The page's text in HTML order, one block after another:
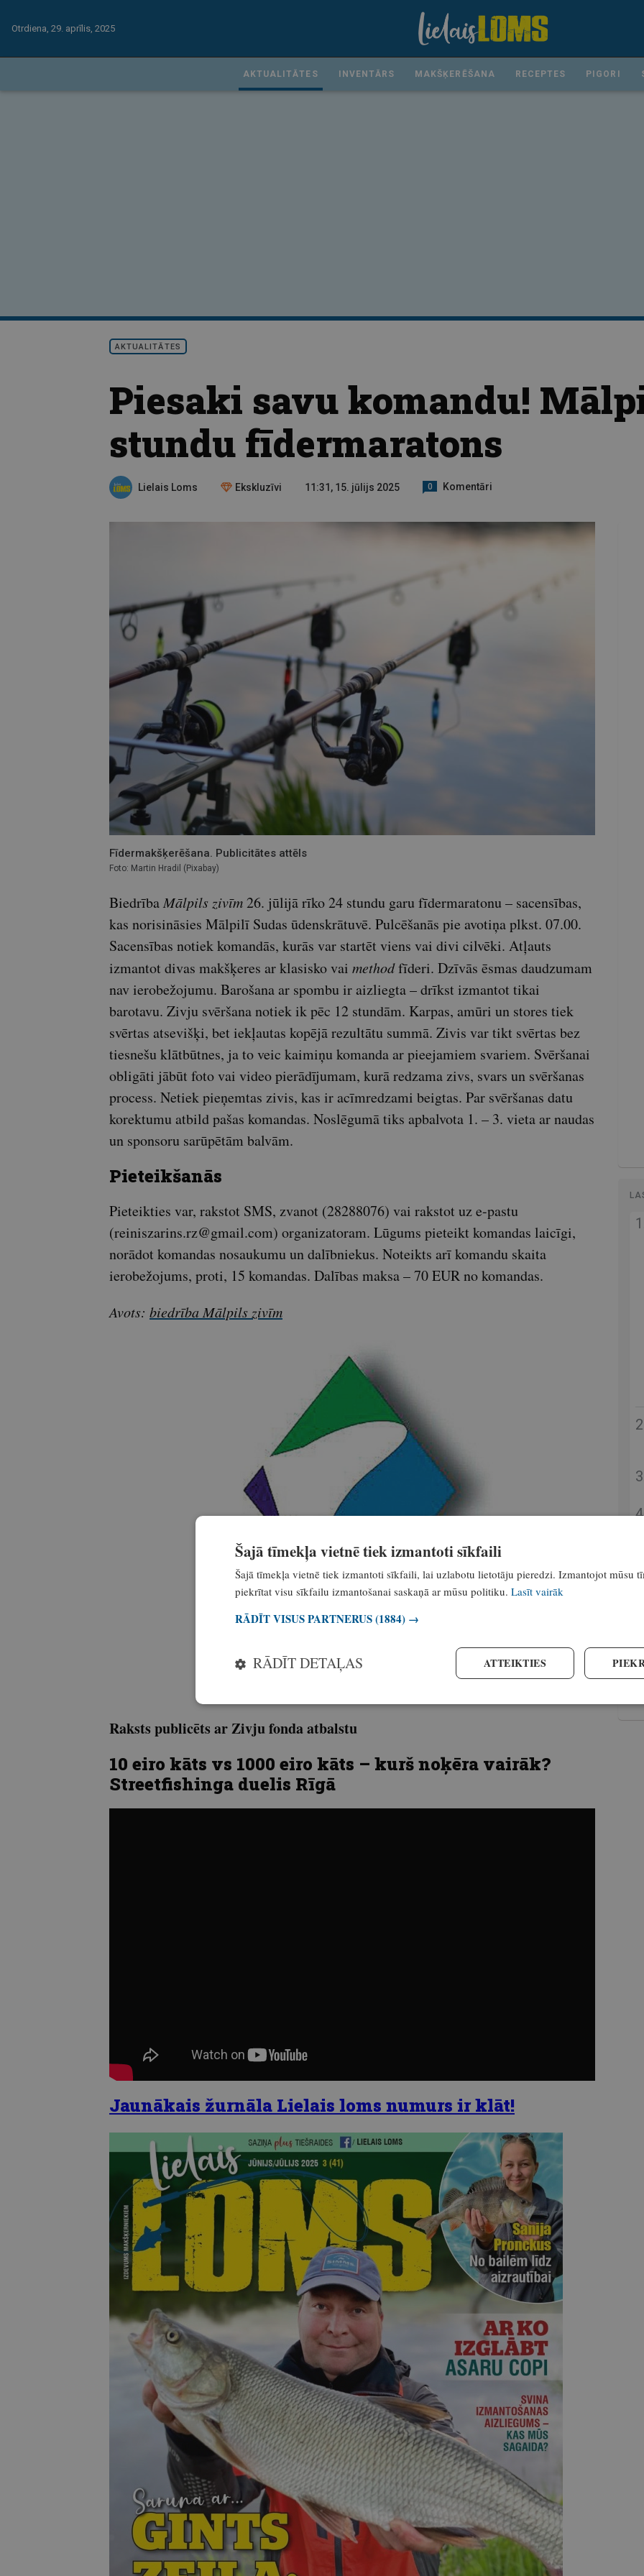
Otrdiena, 29. aprīlis, 2025
AKTUALITĀTES INVENTĀRS MAKŠĶERĒŠANA RECEPTES PIGORI
AKTUALITĀTES
Piesaki savu komandu!
stundu fīdermaratons
Lielais Loms Ekskluzīvi 11:31, 15. jūlijs 2025 0 Komentāri
Fīdermakšķerēšana. Publicitātes attēls
Foto: Martin Hradil (Pixabay)
Biedrība Mālpils zivīm26. jūlijā rīko 24 stundu garu fīdermaratonu – sacensības,
kas norisināsies Mālpilī Sudas ūdenskrātuvē. Pulcēšanās pie avotiņa plkst. 07.00.
Sacensības notiek komandās, kurās var startēt viens vai divi cilvēki. Atļauts
izmantot divas makšķeres ar klasisko vai methodfīderi. Dzīvās ēsmas daudzumam
nav ierobežojumu. Barošana ar spombu ir aizliegta – drīkst izmantot tikai
barotavu. Zivju svēršana notiek ik pēc 12 stundām. Karpas, amūri un stores tiek
svērtas atsevišķi, bet iekļautas kopējā rezultātu summā. Zivis var tikt svērtas bez
tiesnešu klātbūtnes, ja to veic kaimiņu komanda ar pieejamiem svariem. Svēršanai
obligāti jābūt foto vai video pierādījumam, kurā redzama zivs, svars un svēršanas
process. Netiek pieņemtas zivis, kas ir acīmredzami beigtas. Par svēršanas datu
korektumu atbild pašas komandas. Noslēgumā tiks apbalvota 1. – 3. vieta ar naudas
un sponsoru sarūpētām balvām.
Pieteikšanās
Pieteikties var, rakstot SMS, zvanot (28288076) vai rakstot uz e-pastu
(reiniszarins.rz@gmail.com) organizatoram. Lūgums pieteikt komandas laicīgi,
norādot komandas nosaukumu un dalībniekus. Noteikts arī komandu skaita
ierobežojums, proti, 15 komandas. Dalības maksa – 70 EUR no komandas.
Avots: biedrība Mālpils zivīm
Raksts publicēts ar Zivju fonda atbalstu
10 eiro kāts vs 1000 eiro kāts – kurš noķēra vairāk?
Streetfishinga duelis Rīgā
Jaunākais žurnāla Lielais loms numurs ir klāt!
Šajā tīmekļa vietnē tiek izmantoti sīkfaili
Šajā tīmekļa vietnē tiek izmantoti sīkfaili, lai uzlabotu lietotāju pieredzi. Izmantojot mūsu
piekrītat visu sīkfailu izmantošanai saskaņā ar mūsu politiku. Lasīt vairāk
RĀDĪT VISUS PARTNERUS(1884) →
ATTEIKTIES
RĀDĪT DETAĻAS